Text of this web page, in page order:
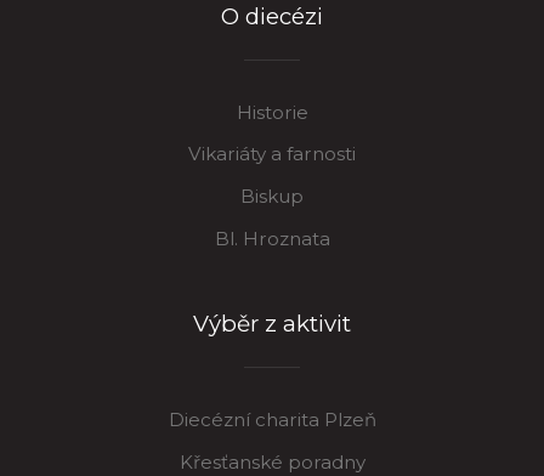
O diecézi
Historie
Vikariáty a farnosti
Biskup
Bl. Hroznata
Výběr z aktivit
Diecézní charita Plzeň
Křesťanské poradny